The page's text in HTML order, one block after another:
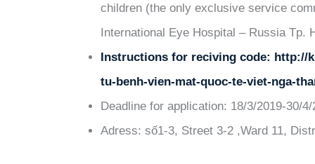
children (the only exclusive service
International Eye Hospital – Russia Tp.
Instructions for reciving code: http://
tu-benh-vien-mat-quoc-te-viet-nga-
Deadline for application: 18/3/2019-30/4/
Adress: số1-3, Street 3-2 ,Ward 11,